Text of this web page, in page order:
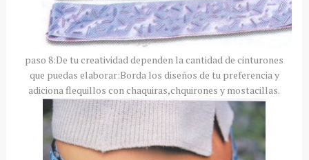
paso 8:De tu creatividad dependen la cantidad de cinturones
que puedas elaborar:Borda los diseños de tu preferencia y
adiciona flequillos con chaquiras,chquirones y mostacillas.